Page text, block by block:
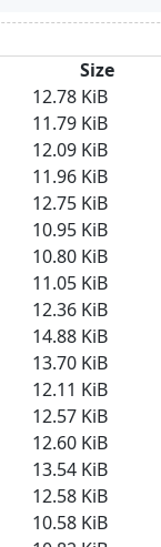
Size
12.78 KiB
11.79 KiB
12.09 KiB
11.96 KiB
12.75 KiB
10.95 KiB
10.80 KiB
11.05 KiB
12.36 KiB
14.88 KiB
13.70 KiB
12.11 KiB
12.57 KiB
12.60 KiB
13.54 KiB
12.58 KiB
10.58 KiB